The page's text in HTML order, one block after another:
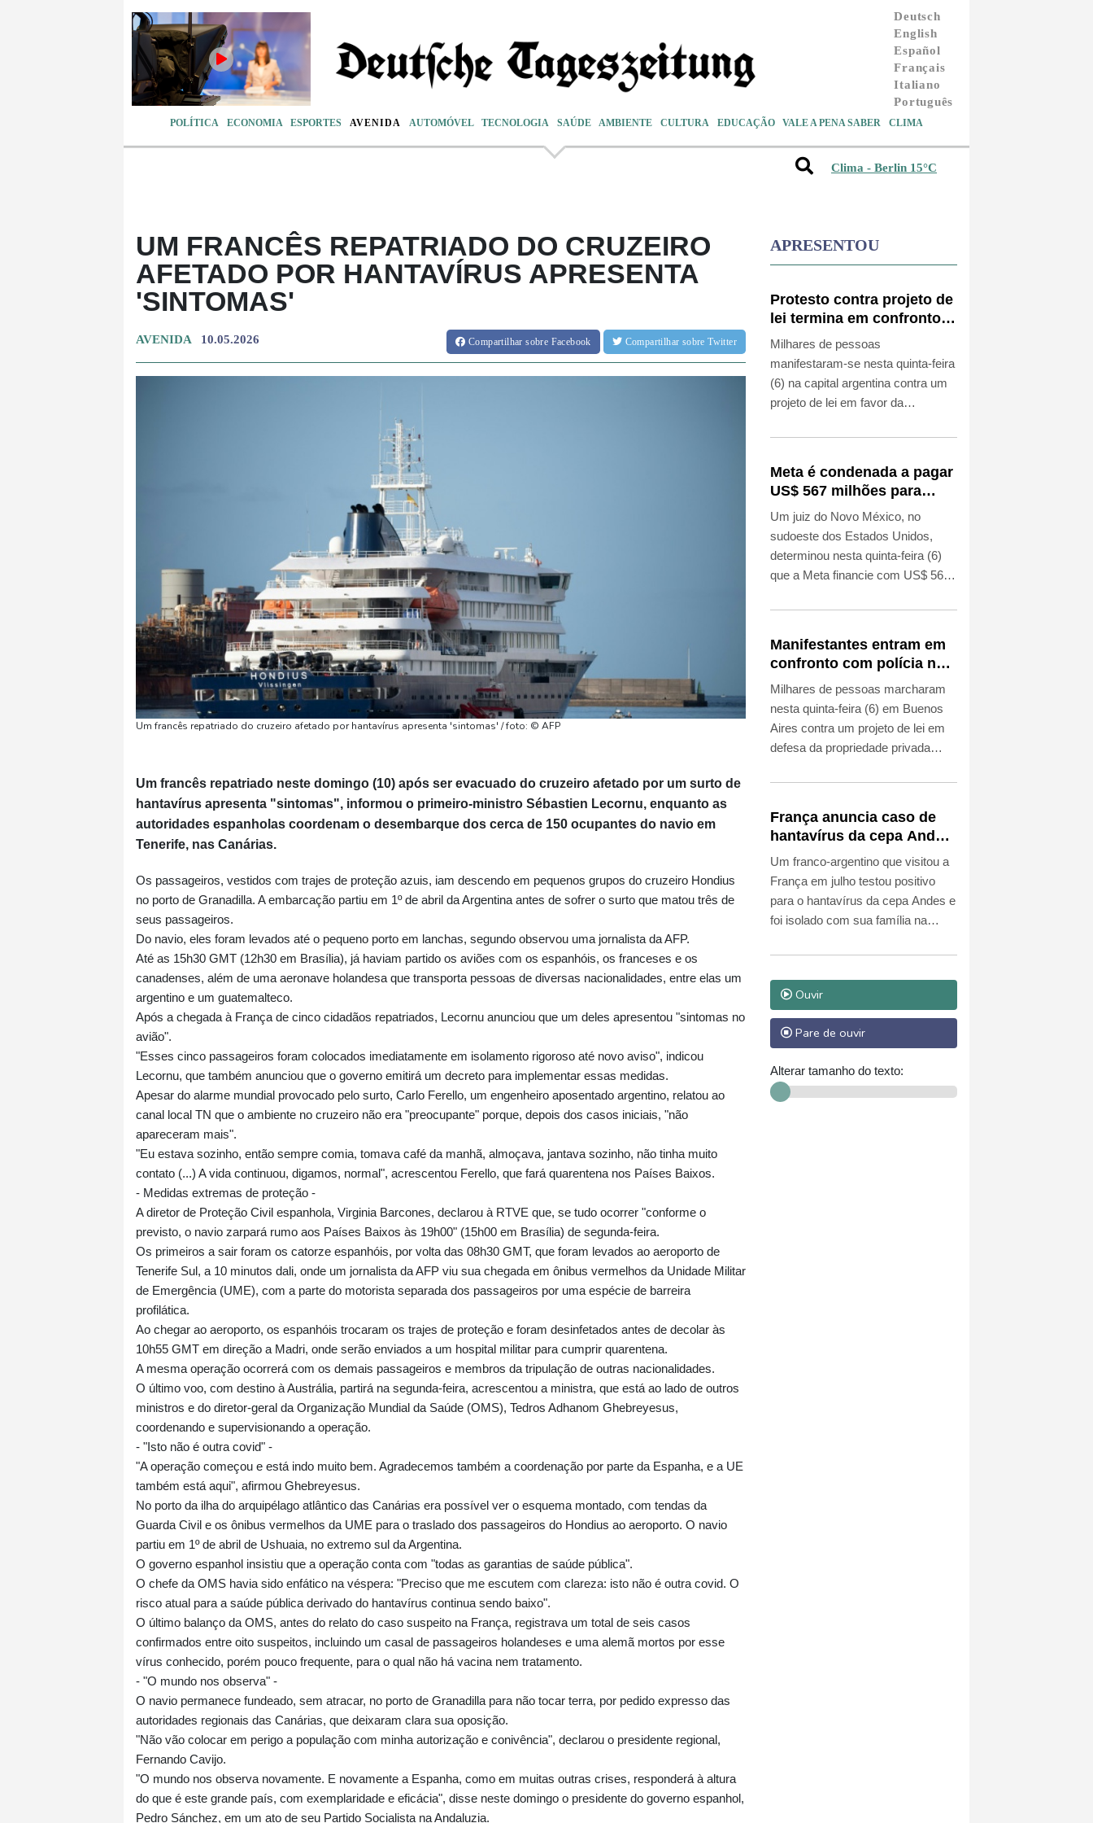
Deutsch
English
Español
Français
Italiano
Português
POLÍTICA ECONOMIA ESPORTES AVENIDA AUTOMÓVEL TECNOLOGIA SAÚDE AMBIENTE CULTURA EDUCAÇÃO VALE A PENA SABER CLIMA
Clima - Berlin 15°C
UM FRANCÊS REPATRIADO DO CRUZEIRO
AFETADO POR HANTAVÍRUS APRESENTA
'SINTOMAS'
AVENIDA 10.05.2026 Compartilharsobre Facebook Compartilhar sobre Twitter
Um francês repatriado do cruzeiro afetado por hantavírus apresenta 'sintomas' / foto: © AFP
Um francês repatriado neste domingo (10) após ser evacuado do cruzeiro afetado por um surto de
hantavírus apresenta "sintomas", informou o primeiro-ministro Sébastien Lecornu, enquanto as
autoridades espanholas coordenam o desembarque dos cerca de 150 ocupantes do navio em
Tenerife, nas Canárias.
Os passageiros, vestidos com trajes de proteção azuis, iam descendo em pequenos grupos do cruzeiro Hondius
no porto de Granadilla. A embarcação partiu em 1º de abril da Argentina antes de sofrer o surto que matou três de
seus passageiros.
Do navio, eles foram levados até o pequeno porto em lanchas, segundo observou uma jornalista da AFP.
Até as 15h30 GMT (12h30 em Brasília), já haviam partido os aviões com os espanhóis, os franceses e os
canadenses, além de uma aeronave holandesa que transporta pessoas de diversas nacionalidades, entre elas um
argentino e um guatemalteco.
Após a chegada à França de cinco cidadãos repatriados, Lecornu anunciou que um deles apresentou "sintomas no
avião".
"Esses cinco passageiros foram colocados imediatamente em isolamento rigoroso até novo aviso", indicou
Lecornu, que também anunciou que o governo emitirá um decreto para implementar essas medidas.
Apesar do alarme mundial provocado pelo surto, Carlo Ferello, um engenheiro aposentado argentino, relatou ao
canal local TN que o ambiente no cruzeiro não era "preocupante" porque, depois dos casos iniciais, "não
apareceram mais".
"Eu estava sozinho, então sempre comia, tomava café da manhã, almoçava, jantava sozinho, não tinha muito
contato (...) A vida continuou, digamos, normal", acrescentou Ferello, que fará quarentena nos Países Baixos.
- Medidas extremas de proteção -
A diretor de Proteção Civil espanhola, Virginia Barcones, declarou à RTVE que, se tudo ocorrer "conforme o
previsto, o navio zarpará rumo aos Países Baixos às 19h00" (15h00 em Brasília) de segunda-feira.
Os primeiros a sair foram os catorze espanhóis, por volta das 08h30 GMT, que foram levados ao aeroporto de
Tenerife Sul, a 10 minutos dali, onde um jornalista da AFP viu sua chegada em ônibus vermelhos da Unidade Militar
de Emergência (UME), com a parte do motorista separada dos passageiros por uma espécie de barreira
profilática.
Ao chegar ao aeroporto, os espanhóis trocaram os trajes de proteção e foram desinfetados antes de decolar às
10h55 GMT em direção a Madri, onde serão enviados a um hospital militar para cumprir quarentena.
A mesma operação ocorrerá com os demais passageiros e membros da tripulação de outras nacionalidades.
O último voo, com destino à Austrália, partirá na segunda-feira, acrescentou a ministra, que está ao lado de outros
ministros e do diretor-geral da Organização Mundial da Saúde (OMS), Tedros Adhanom Ghebreyesus,
coordenando e supervisionando a operação.
- "Isto não é outra covid" -
"A operação começou e está indo muito bem. Agradecemos também a coordenação por parte da Espanha, e a UE
também está aqui", afirmou Ghebreyesus.
No porto da ilha do arquipélago atlântico das Canárias era possível ver o esquema montado, com tendas da
Guarda Civil e os ônibus vermelhos da UME para o traslado dos passageiros do Hondius ao aeroporto. O navio
partiu em 1º de abril de Ushuaia, no extremo sul da Argentina.
O governo espanhol insistiu que a operação conta com "todas as garantias de saúde pública".
O chefe da OMS havia sido enfático na véspera: "Preciso que me escutem com clareza: isto não é outra covid. O
risco atual para a saúde pública derivado do hantavírus continua sendo baixo".
O último balanço da OMS, antes do relato do caso suspeito na França, registrava um total de seis casos
confirmados entre oito suspeitos, incluindo um casal de passageiros holandeses e uma alemã mortos por esse
vírus conhecido, porém pouco frequente, para o qual não há vacina nem tratamento.
- "O mundo nos observa" -
O navio permanece fundeado, sem atracar, no porto de Granadilla para não tocar terra, por pedido expresso das
autoridades regionais das Canárias, que deixaram clara sua oposição.
"Não vão colocar em perigo a população com minha autorização e conivência", declarou o presidente regional,
Fernando Cavijo.
"O mundo nos observa novamente. E novamente a Espanha, como em muitas outras crises, responderá à altura
do que é este grande país, com exemplaridade e eficácia", disse neste domingo o presidente do governo espanhol,
Pedro Sánchez, em um ato de seu Partido Socialista na Andaluzia.
APRESENTOU
Protesto contra projeto de
lei termina em confronto
na Argentina
Milhares de pessoas
manifestaram-se nesta quinta-feira
(6) na capital argentina contra um
projeto de lei em favor da
pelo presidente Javier Milei. O
com a polícia.
Meta é condenada a pagar
US$ 567 milhões para
estado dos EUA por caso
envolvendo menores nas
Um juiz do Novo México, no
sudoeste dos Estados Unidos,
determinou nesta quinta-feira (6)
que a Meta financie com US$ 567
destinado a reparar os danos
suas plataformas, consideradas
responsáveis por “perturbação da
ordem pública”.
Manifestantes entram em
confronto com polícia na
Argentina por projeto de
lei em favor da
propriedade privada
Milhares de pessoas marcharam
nesta quinta-feira (6) em Buenos
Aires contra um projeto de lei em
defesa da propriedade privada
Milei, em um protesto que terminou
França anuncia caso de
hantavírus da cepa Andes
em turista franco-
argentino
Um franco-argentino que visitou a
França em julho testou positivo
para o hantavírus da cepa Andes e
foi isolado com sua família na
quinta-feira (6), as autoridades
francesas, que descartaram que o
vírus esteja em circulação.
Ouvir
Pare de ouvir
Alterar tamanho do texto: